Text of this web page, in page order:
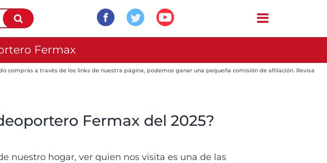
Fermax
compras a través de los links de nuestra página, podemos ganar una pequeña comisión de afiliación. Revisa
Fermax del 2025?
nuestro hogar, ver quien nos visita es una de las